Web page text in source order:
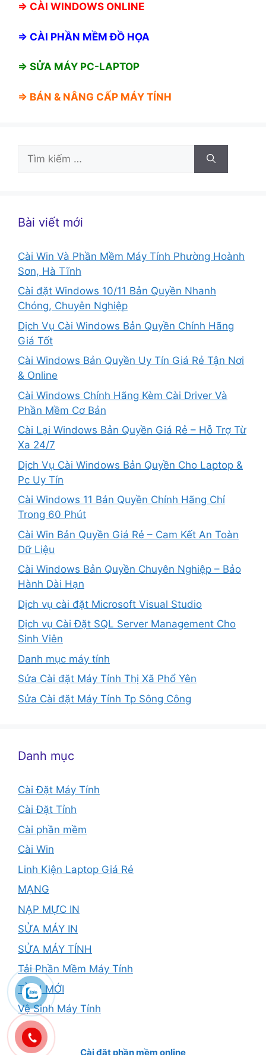
⇒ CÀI WINDOWS ONLINE
⇒ CÀI PHẦN MỀM ĐỒ HỌA
⇒ SỬA MÁY PC-LAPTOP
⇒ BÁN & NÂNG CẤP MÁY TÍNH
Tìm
kiếm
Bài viết mới
Cài Win Và Phần Mềm Máy Tính Phường Hoành
Sơn, Hà Tĩnh
Cài đặt Windows 10/11 Bản Quyền Nhanh
Chóng, Chuyên Nghiệp
Dịch Vụ Cài Windows Bản Quyền Chính Hãng
Giá Tốt
Cài Windows Bản Quyền Uy Tín Giá Rẻ Tận Nơi
& Online
Cài Windows Chính Hãng Kèm Cài Driver Và
Phần Mềm Cơ Bản
Cài Lại Windows Bản Quyền Giá Rẻ – Hỗ Trợ Từ
Xa 24/7
Dịch Vụ Cài Windows Bản Quyền Cho Laptop &
Pc Uy Tín
Cài Windows 11 Bản Quyền Chính Hãng Chỉ
Trong 60 Phút
Cài Win Bản Quyền Giá Rẻ – Cam Kết An Toàn
Dữ Liệu
Cài Windows Bản Quyền Chuyên Nghiệp – Bảo
Hành Dài Hạn
Dịch vụ cài đặt Microsoft Visual Studio
Dịch vụ Cài Đặt SQL Server Management Cho
Sinh Viên
Danh mục máy tính
Sửa Cài đặt Máy Tính Thị Xã Phổ Yên
Sửa Cài đặt Máy Tính Tp Sông Công
Danh mục
Cài Đặt Máy Tính
Cài Đặt Tỉnh
Cài phần mềm
Cài Win
Linh Kiện Laptop Giá Rẻ
MẠNG
NẠP MỰC IN
SỬA MÁY IN
SỬA MÁY TÍNH
Tải Phần Mềm Máy Tính
TỈNH MỚI
Vệ Sinh Máy Tính
Cài đặt phần mềm online